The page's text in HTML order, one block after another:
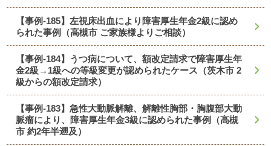
【事例-185】左視床出血により障害厚生年金2級に認め
られた事例（高槻市 ご家族様よりご相談）
【事例-184】うつ病について、額改定請求で障害厚生年
金2級→1級への等級変更が認められたケース（茨木市 2
級からの額改定請求）
【事例-183】急性大動脈解離、解離性胸部・胸腹部大動
脈瘤により、障害厚生年金3級に認められた事例（高槻
市 約2年半遡及）